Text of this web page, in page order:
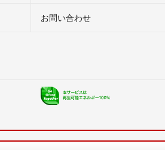
お問い合わせ